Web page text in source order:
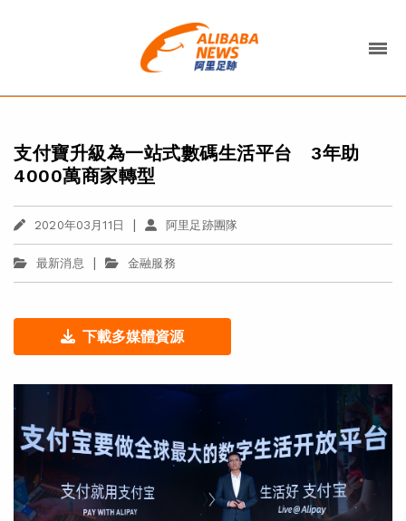
支付寶升級為一站式數碼生活平台 3年助
4000萬商家轉型
2020年03月11日 | 阿里足跡團隊
最新消息 | 金融服務
下載多媒體資源